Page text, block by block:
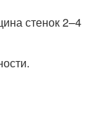
стенок 2–4